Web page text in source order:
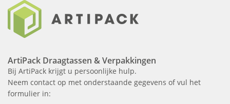
ArtiPack Draagtassen & Verpakkingen
Bij ArtiPack krijgt u persoonlijke hulp.
Neem contact op met onderstaande gegevens of vul het
formulier in: